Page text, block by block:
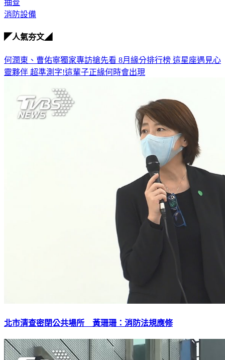
抽查
消防設備
◤人氣夯文◢
何潤東、曹佑寧獨家專訪搶先看 8月緣分排行榜 這星座遇見心
靈夥伴 超準測字!這輩子正緣何時會出現
北市清查密閉公共場所 黃珊珊：消防法規應修